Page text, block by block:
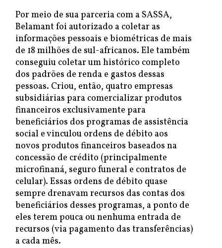
Por meio de sua parceria com a SASSA,
Belamant foi autorizado a coletar as
informações pessoais e biométricas de mais
de 18 milhões de sul-africanos. Ele também
conseguiu coletar um histórico completo
dos padrões de renda e gastos dessas
pessoas. Criou, então, quatro empresas
subsidiárias para comercializar produtos
financeiros exclusivamente para
beneficiários dos programas de assistência
social e vinculou ordens de débito aos
novos produtos financeiros baseados na
concessão de crédito (principalmente
microfinaná, seguro funeral e contratos de
celular). Essas ordens de débito quase
sempre drenavam recursos das contas dos
beneficiários desses programas, a ponto de
eles terem pouca ou nenhuma entrada de
recursos (via pagamento das transferências)
a cada mês.